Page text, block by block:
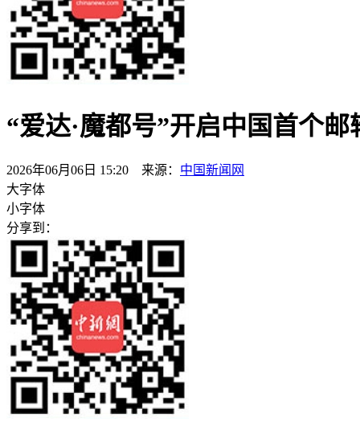
“爱达·魔都号”开启中国首个
2026年06月06日 15:20 来源： 中国新闻网
大字体
小字体
分享到：